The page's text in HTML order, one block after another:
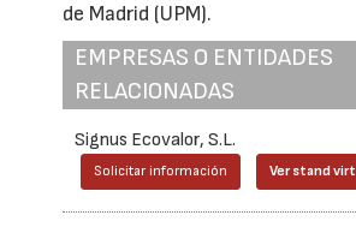
de Madrid (UPM).
EMPRESAS O ENTIDADES
RELACIONADAS
Signus Ecovalor, S.L.
Solicitar información Ver stand